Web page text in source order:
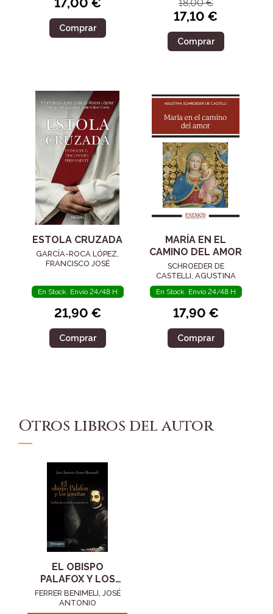
Comprar
18,00 €
17,10 €
Comprar
ESTOLA CRUZADA
GARCÍA-ROCA LÓPEZ,
FRANCISCO JOSÉ
En Stock. Envío 24/48 H
21,90 €
Comprar
MARÍA EN EL
CAMINO DEL AMOR
SCHROEDER DE
CASTELLI, AGUSTINA
En Stock. Envío 24/48 H
17,90 €
Comprar
Otros libros del autor
EL OBISPO
PALAFOX Y LOS
JESUITAS
FERRER BENIMELI, JOSÉ
ANTONIO